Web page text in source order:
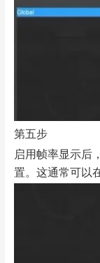
第五步
启用帧率显示后
置。这通常可以